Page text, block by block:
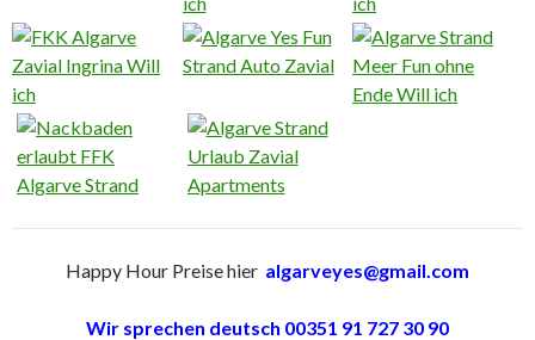
Happy Hour Preise hier algarveyes@gmail.com
Wir sprechen deutsch 00351 91 727 30 90